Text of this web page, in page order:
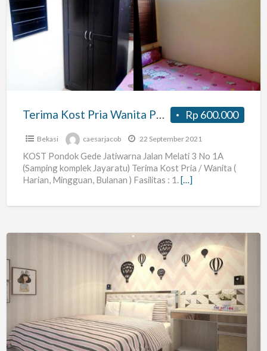
Kost
Pria
Wanita
(Akses
100m)
Rp 600.000
Terima Kost Pria Wanita Pondok Gede Jatiwarna Bekasi (Akses Tol 100m)
Bekasi caesarjacob 22 September 2021
KOST Pondok Gede Jatiwarna Jalan Melati 3 No 1A
(Samping komplek Jayaratu) Terima Kost Pria / Wanita (
Harian, Mingguan, Bulanan ) Fasilitas : 1.[…]
Kos
Wanita
Cibubur
Azmya